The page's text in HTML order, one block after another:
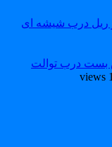
درب شیشه ای
درب توالت